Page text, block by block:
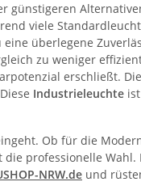
günstigeren
viele
überlegene
zu weniger
erschließt.
Industrieleuchte
Ob für die
die professionelle
NRW.de und